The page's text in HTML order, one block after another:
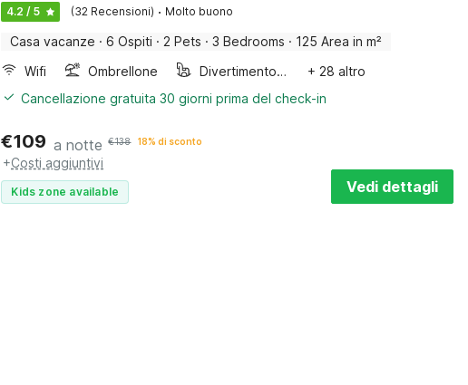
4.2 / 5 (32 Recensioni) · Molto buono
Casa vacanze · 6 Ospiti · 2 Pets · 3 Bedrooms · 125 Area in m²
Wifi
Ombrellone Divertimento per bambini
+ 28 altro
Cancellazione gratuita 30 giorni prima del check-in
€109 a notte €138 18% di sconto
+Costi aggiuntivi
Kids zone available Vedi dettagli